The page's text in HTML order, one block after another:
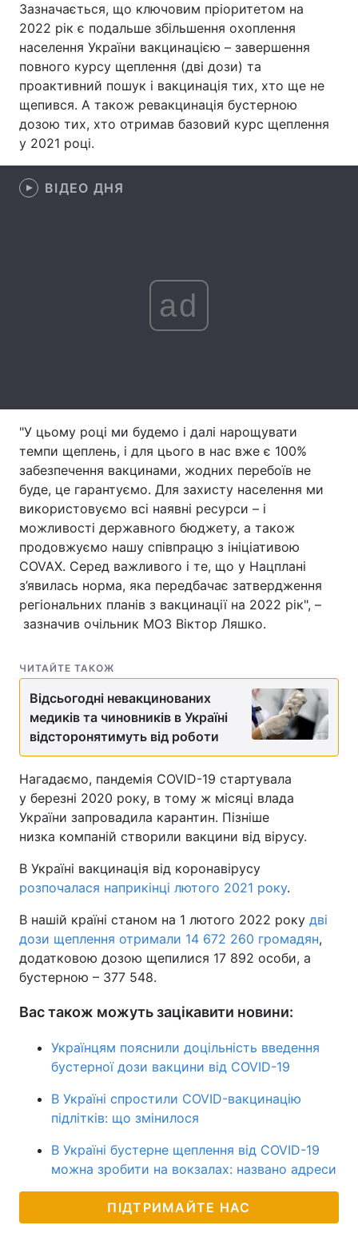
Техно і зв'язок Лайт
Зброя Інциденти
Здоров'я Туризм
Цікавинки Погода
Екологія
Лонгріди
Вакансії
Тема оформлення
Зазначається, що ключовим пріоритетом на
2022 рік є подальше збільшення охоплення
населення України вакцинацією – завершення
повного курсу щеплення (дві дози) та
проактивний пошук і вакцинація тих, хто ще не
щепився. А також ревакцинація бустерною
дозою тих, хто отримав базовий курс щеплення
у 2021 році.
ВІДЕО ДНЯ
ad
"У цьому році ми будемо і далі нарощувати
темпи щеплень, і для цього в нас вже є 100%
забезпечення вакцинами, жодних перебоїв не
буде, це гарантуємо. Для захисту населення ми
використовуємо всі наявні ресурси – і
можливості державного бюджету, а також
продовжуємо нашу співпрацю з ініціативою
COVAX. Серед важливого і те, що у Нацплані
з’явилась норма, яка передбачає затвердження
регіональних планів з вакцинації на 2022 рік", –
зазначив очільник МОЗ Віктор Ляшко.
ЧИТАЙТЕ ТАКОЖ
Відсьогодні невакцинованих
медиків та чиновників в Україні
відсторонятимуть від роботи
Нагадаємо, пандемія COVID-19 стартувала
у березні 2020 року, в тому ж місяці влада
України запровадила карантин. Пізніше
низка компаній створили вакцини від вірусу.
В Україні вакцинація від коронавірусу
розпочалася наприкінці лютого 2021 року.
В нашій країні станом на 1 лютого 2022 року дві
дози щеплення отримали 14 672 260 громадян,
додатковою дозою щепилися 17 892 особи, а
бустерною – 377 548.
Вас також можуть зацікавити новини:
Українцям пояснили доцільність введення
бустерної дози вакцини від COVID-19
В Україні спростили COVID-вакцинацію
підлітків: що змінилося
В Україні бустерне щеплення від COVID-19
можна зробити на вокзалах: названо адреси
ПІДТРИМАЙТЕ НАС